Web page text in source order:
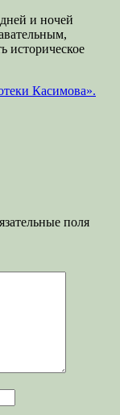
и ночей
историческое
Касимова».
поля